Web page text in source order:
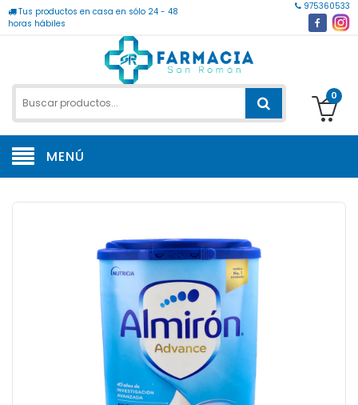
Tus productos en casa en sólo 24 - 48
horas hábiles
975360533
0
MENÚ